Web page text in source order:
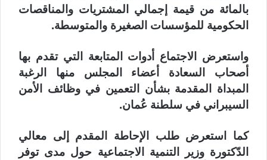
بالمائة من قيمة إجمالي المشتريات والمناقصات
الحكومية للمؤسسات الصغيرة والمتوسطة.
واستعرض الاجتماع أدوات المتابعة التي تقدم بها
أصحاب السعادة أعضاء المجلس منها الرغبة
المبداة المقدمة بشأن التعمين في وظائف الأمن
السيبراني في سلطنة عُمان.
كما استعرض طلب الإحاطة المقدم إلى معالي
الدّكتورة وزير التنمية الاجتماعية حول مدى توفر